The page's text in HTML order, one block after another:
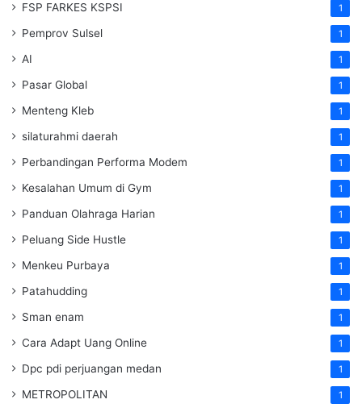
FSP FARKES KSPSI 1
Pemprov Sulsel 1
AI 1
Pasar Global 1
Menteng Kleb 1
silaturahmi daerah 1
Perbandingan Performa Modem 1
Kesalahan Umum di Gym 1
Panduan Olahraga Harian 1
Peluang Side Hustle 1
Menkeu Purbaya 1
Patahudding 1
Sman enam 1
Cara Adapt Uang Online 1
Dpc pdi perjuangan medan 1
METROPOLITAN 1